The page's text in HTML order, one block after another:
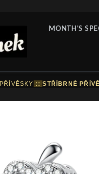
MONTH'S
PŘÍVĚSKY ::STŘÍBRNÉ